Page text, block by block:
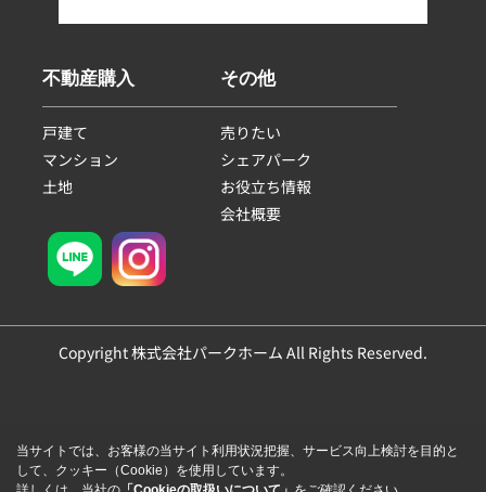
不動産購入
戸建て
マンション
土地
その他
売りたい
シェアパーク
お役立ち情報
会社概要
Copyright 株式会社パークホーム All Rights Reserved.
当サイトでは、お客様の当サイト利用状況把握、サービス向上検討を目的と
して、クッキー（Cookie）を使用しています。